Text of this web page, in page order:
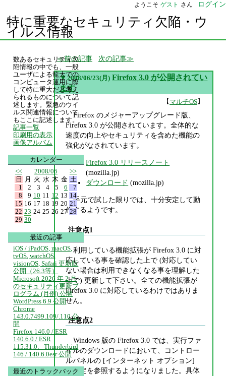
ようこそ ゲスト さん ログイン
特に重要なセキュリティ欠陥・ウ
イルス情報
前の記事 次の記事
▼ 2008/06/23(月) Firefox 3.0 が公開されてい
ます
【マルチOS】
Firefox のメジャーアップグレード版、
Firefox 3.0 が公開されています。全体的な
速度の向上やセキュリティを含めた機能の
強化がなされています。
Firefox 3.0 リリースノート
(mozilla.jp)
ダウンロード (mozilla.jp)
手元で試した限りでは、十分安定して動
作するようです。
注意点1
利用している機能拡張が Firefox 3.0 に対
応している事を確認した上で (対応してい
ない場合は利用できなくなる事を理解した
上で) 更新して下さい。全ての機能拡張が
Firefox 3.0 に対応しているわけではありま
せん。
注意点2
Windows 版の Firefox 3.0 では、実行ファ
イルのダウンロードにおいて、コントロー
ルパネルの [インターネット オプション]
の設定を参照するようになりました。具体
数あるセキュリティ欠
陥情報の中でも、一般
ユーザによる龍大での
コンピュータ運用に際
して特に重大だと考え
られるものについて記
述します。緊急のウイ
ルス関連情報について
もここに記述します。
記事一覧
印刷用の表示
画像アルバム
カレンダー
<<
2008/06
>>
日
月 火 水 木 金 土
1
2 3 4 5 6
7
8
9 10 11 12 13 14
15 16 17 18 19 20 21
22 23 24 25 26 27 28
29 30
最近の記事
iOS / iPadOS, macOS,
tvOS, watchOS,
visionOS, Safari 更新版
公開（26.3等）
Microsoft 2026 年 2 月
のセキュリティ更新プ
ログラム (月例) 公開
WordPress 6.9 公開
Chrome
143.0.7499.109/.110 公
開
Firefox 146.0 / ESR
140.6.0 / ESR
115.31.0、Thunderbird
146 / 140.6.0esr 公開
最近のトラックバック